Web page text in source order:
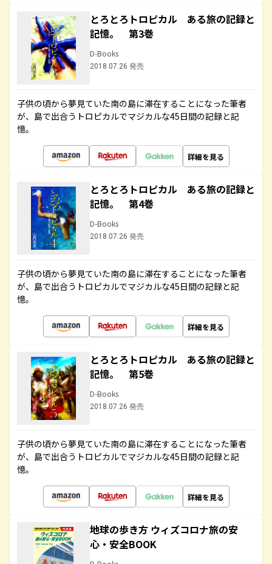
とろとろトロピカル ある旅の記録と
記憶。 第3巻
D-Books
2018.07.26 発売
子供の頃から夢見ていた南の島に滞在することになった筆者
が、島で出合うトロピカルでマジカルな45日間の記録と記
憶。
詳細を見る
とろとろトロピカル ある旅の記録と
記憶。 第4巻
D-Books
2018.07.26 発売
子供の頃から夢見ていた南の島に滞在することになった筆者
が、島で出合うトロピカルでマジカルな45日間の記録と記
憶。
詳細を見る
とろとろトロピカル ある旅の記録と
記憶。 第5巻
D-Books
2018.07.26 発売
子供の頃から夢見ていた南の島に滞在することになった筆者
が、島で出合うトロピカルでマジカルな45日間の記録と記
憶。
詳細を見る
地球の歩き方 ウィズコロナ旅の安
心・安全BOOK